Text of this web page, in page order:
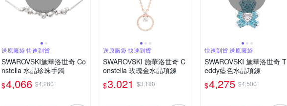
送原廠袋 快速到貨
SWAROVSKI施華洛世奇 Co
nstella 水晶珍珠手鐲
$4,066 $4,280
送原廠袋 快速到貨
SWAROVSKI 施華洛世奇 C
onstella 玫瑰金水晶項鍊
$3,021 $3,180
快速到貨 送原廠袋
SWAROVSKI 施華洛世奇 T
eddy藍色水晶項鍊
$4,275 $4,500